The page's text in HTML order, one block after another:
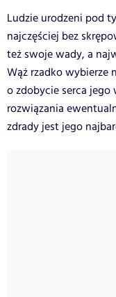
Ludzie urodzeni pod
najczęściej bez
też swoje wady, a
Wąż rzadko wybierze
o zdobycie serca
rozwiązania
zdrady jest jego